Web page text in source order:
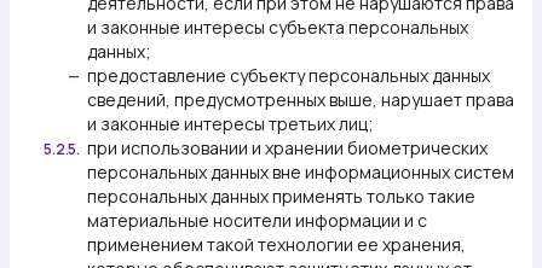
и законные интересы субъекта персональных
данных;
— предоставление субъекту персональных данных
сведений, предусмотренных выше, нарушает права
и законные интересы третьих лиц;
5.2.5. при использовании и хранении биометрических
персональных данных вне информационных систем
персональных данных применять только такие
материальные носители информации и с
применением такой технологии ее хранения,